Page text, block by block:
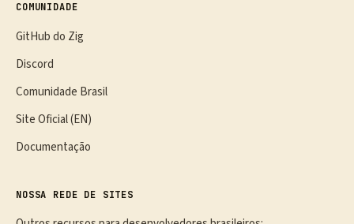
COMUNIDADE
GitHub do Zig
Discord
Comunidade Brasil
Site Oficial (EN)
Documentação
NOSSA REDE DE SITES